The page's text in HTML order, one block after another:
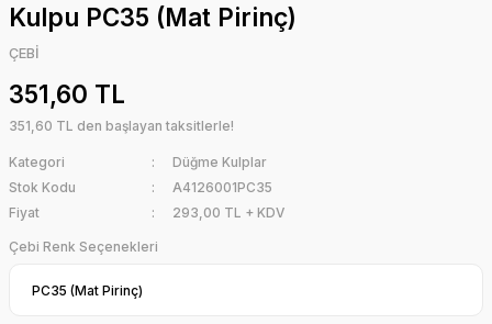
Kulpu PC35 (Mat Pirinç)
ÇEBİ
351,60 TL
351,60 TL den başlayan taksitlerle!
Kategori
Düğme Kulplar
Stok Kodu
A4126001PC35
Fiyat
293,00 TL + KDV
Çebi Renk Seçenekleri